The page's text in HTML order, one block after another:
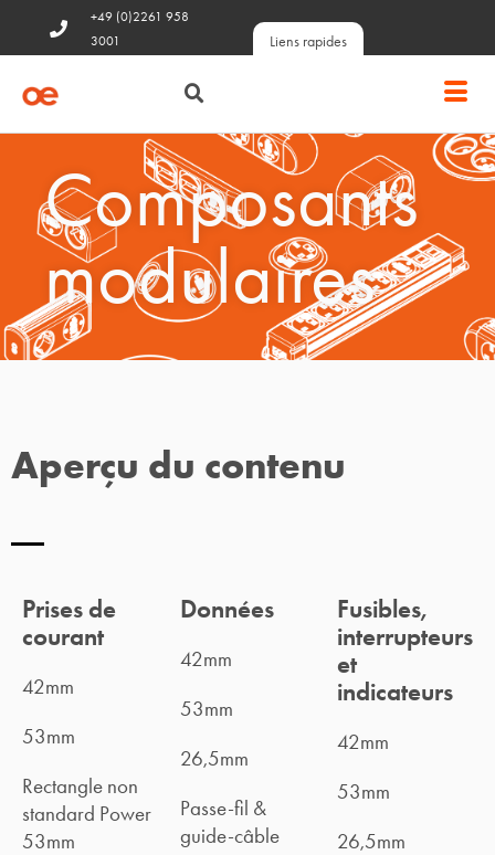
+49 (0)2261 958
3001
Liens rapides
Composants
modulaires
Aperçu du contenu
Prises de
courant
42mm
53mm
Rectangle non
standard Power
53mm
Données
42mm
53mm
26,5mm
Passe-fil &
guide-câble
Fusibles,
interrupteurs
et
indicateurs
42mm
53mm
26,5mm